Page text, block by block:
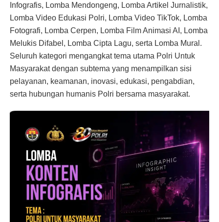
Infografis, Lomba Mendongeng, Lomba Artikel Jurnalistik,
Lomba Video Edukasi Polri, Lomba Video TikTok, Lomba
Fotografi, Lomba Cerpen, Lomba Film Animasi AI, Lomba
Melukis Difabel, Lomba Cipta Lagu, serta Lomba Mural.
Seluruh kategori mengangkat tema utama Polri Untuk
Masyarakat dengan subtema yang menampilkan sisi
pelayanan, keamanan, inovasi, edukasi, pengabdian,
serta hubungan humanis Polri bersama masyarakat.